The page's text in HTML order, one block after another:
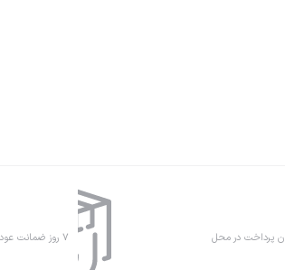
پرداخت در محل ۷ روز ضمانت عودت کالا